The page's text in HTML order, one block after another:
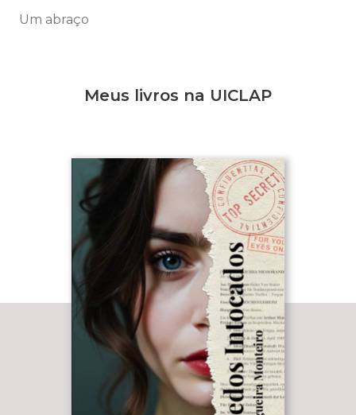
Um abraço
Meus livros na UICLAP